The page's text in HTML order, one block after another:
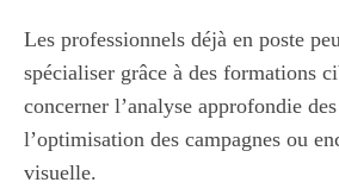
Les professionnels déjà en poste
spécialiser grâce à des formations
concerner l’analyse approfondie
l’optimisation des campagnes ou
visuelle.